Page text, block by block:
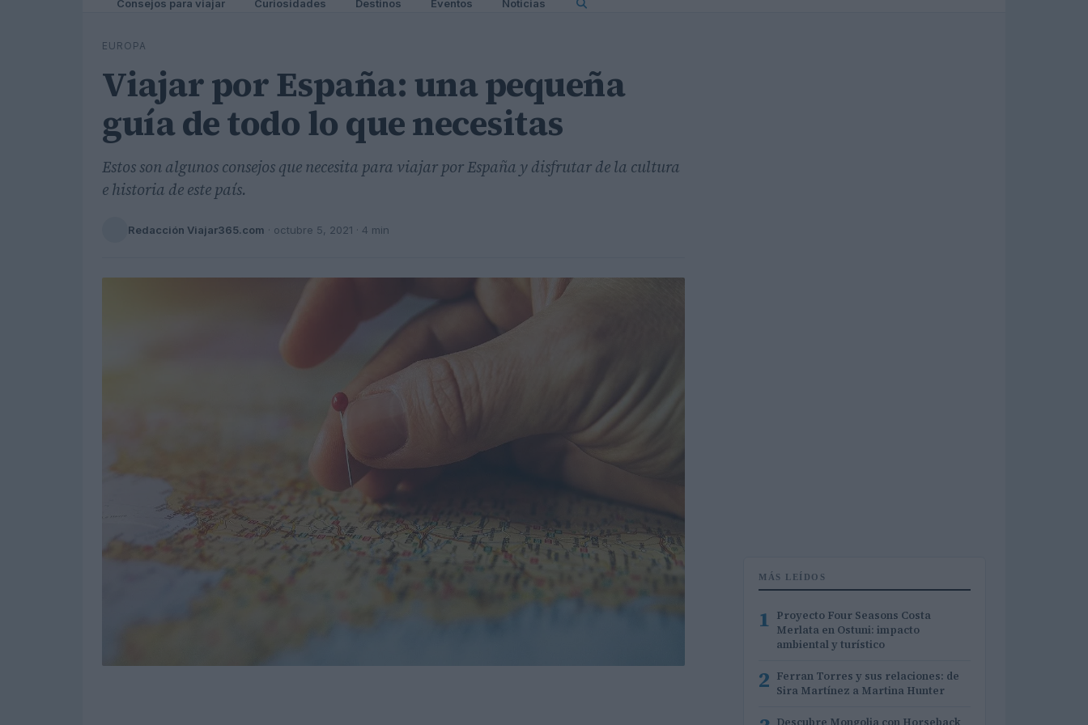
Consejos para viajar Curiosidades Destinos Eventos Noticias
EUROPA
Viajar por España: una pequeña
guía de todo lo que necesitas
Estos son algunos consejos que necesita para viajar por España y disfrutar de la cultura
e historia de este país.
Redacción Viajar365.com · octubre 5, 2021 · 4 min
MÁS LEÍDOS
1 Proyecto Four Seasons Costa
Merlata en Ostuni: impacto
ambiental y turístico
2 Ferran Torres y sus relaciones: de
Sira Martínez a Martina Hunter
Descubre Mongolia con Horseback